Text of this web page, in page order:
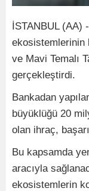
İSTANBUL (AA)
ekosistemlerinin
ve Mavi Temalı
gerçekleştirdi.
Bankadan
büyüklüğü 20
olan ihraç,
Bu kapsamda
aracıyla
ekosistemlerin